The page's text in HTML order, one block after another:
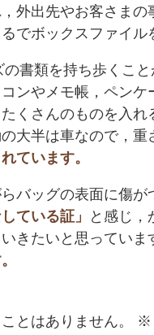
外出先やお客さま
でボックスファイル
書類を持ち歩くこ
ンやメモ帳，ペン
くさんのものを入
大半は車なので，重
ています。
バッグの表面に傷
ている証」
と感じ，
きたいと思っていま
とはありません。 ※